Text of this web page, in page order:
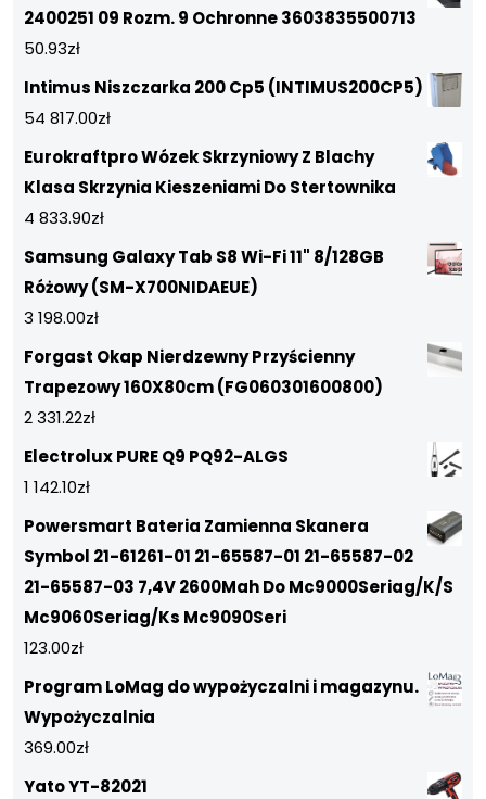
2400251 09 Rozm. 9 Ochronne 3603835500713
50.93zł
Intimus Niszczarka 200 Cp5 (INTIMUS200CP5)
54 817.00zł
Eurokraftpro Wózek Skrzyniowy Z Blachy
Klasa Skrzynia Kieszeniami Do Stertownika
4 833.90zł
Samsung Galaxy Tab S8 Wi-Fi 11" 8/128GB
Różowy (SM-X700NIDAEUE)
3 198.00zł
Forgast Okap Nierdzewny Przyścienny
Trapezowy 160X80cm (FG060301600800)
2 331.22zł
Electrolux PURE Q9 PQ92-ALGS
1 142.10zł
Powersmart Bateria Zamienna Skanera
Symbol 21-61261-01 21-65587-01 21-65587-02
21-65587-03 7,4V 2600Mah Do Mc9000Seriag/K/S
Mc9060Seriag/Ks Mc9090Seri
123.00zł
Program LoMag do wypożyczalni i magazynu.
Wypożyczalnia
369.00zł
Yato YT-82021